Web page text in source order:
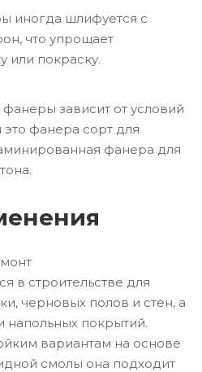
иногда шлифуется с
что упрощает
или покраску.
зависит от условий
это фанера сорт для
фанера для
в строительстве для
черновых полов и стен, а
напольных покрытий.
вариантам на основе
смолы она подходит